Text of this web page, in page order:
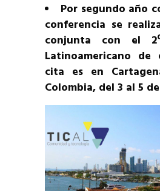
Por segundo año
conferencia se
conjunta con el
Latinoamericano de
cita es en
Colombia, del 3 al 5